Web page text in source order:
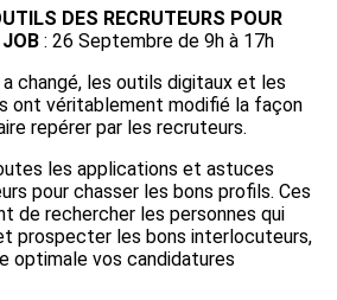
DES RECRUTEURS POUR
: 26 Septembre de 9h à 17h
a changé, les outils digitaux et les
ont véritablement modifié la façon
repérer par les recruteurs.
les applications et astuces
pour chasser les bons profils. Ces
de rechercher les personnes qui
prospecter les bons interlocuteurs,
optimale vos candidatures